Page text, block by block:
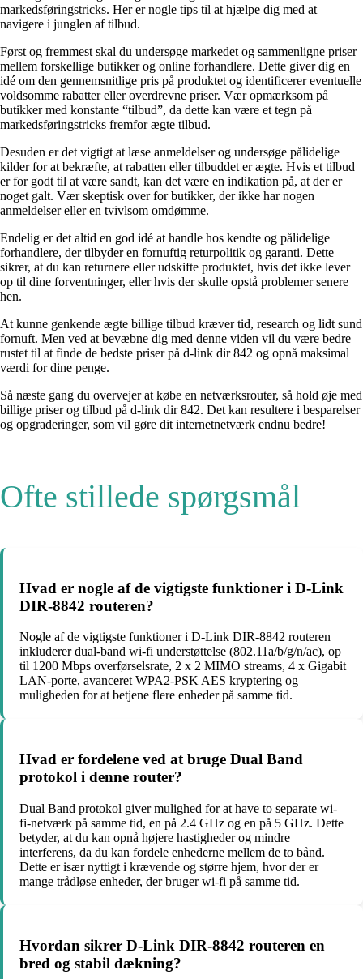
markedsføringstricks. Her er nogle tips til at hjælpe dig med at
navigere i junglen af tilbud.
Først og fremmest skal du undersøge markedet og sammenligne priser
mellem forskellige butikker og online forhandlere. Dette giver dig en
idé om den gennemsnitlige pris på produktet og identificerer eventuelle
voldsomme rabatter eller overdrevne priser. Vær opmærksom på
butikker med konstante “tilbud”, da dette kan være et tegn på
markedsføringstricks fremfor ægte tilbud.
Desuden er det vigtigt at læse anmeldelser og undersøge pålidelige
kilder for at bekræfte, at rabatten eller tilbuddet er ægte. Hvis et tilbud
er for godt til at være sandt, kan det være en indikation på, at der er
noget galt. Vær skeptisk over for butikker, der ikke har nogen
anmeldelser eller en tvivlsom omdømme.
Endelig er det altid en god idé at handle hos kendte og pålidelige
forhandlere, der tilbyder en fornuftig returpolitik og garanti. Dette
sikrer, at du kan returnere eller udskifte produktet, hvis det ikke lever
op til dine forventninger, eller hvis der skulle opstå problemer senere
hen.
At kunne genkende ægte billige tilbud kræver tid, research og lidt sund
fornuft. Men ved at bevæbne dig med denne viden vil du være bedre
rustet til at finde de bedste priser på d-link dir 842 og opnå maksimal
værdi for dine penge.
Så næste gang du overvejer at købe en netværksrouter, så hold øje med
billige priser og tilbud på d-link dir 842. Det kan resultere i besparelser
og opgraderinger, som vil gøre dit internetnetværk endnu bedre!
Ofte stillede spørgsmål
Hvad er nogle af de vigtigste funktioner i D-Link
DIR-8842 routeren?
Nogle af de vigtigste funktioner i D-Link DIR-8842 routeren
inkluderer dual-band wi-fi understøttelse (802.11a/b/g/n/ac), op
til 1200 Mbps overførselsrate, 2 x 2 MIMO streams, 4 x Gigabit
LAN-porte, avanceret WPA2-PSK AES kryptering og
muligheden for at betjene flere enheder på samme tid.
Hvad er fordelene ved at bruge Dual Band
protokol i denne router?
Dual Band protokol giver mulighed for at have to separate wi-
fi-netværk på samme tid, en på 2.4 GHz og en på 5 GHz. Dette
betyder, at du kan opnå højere hastigheder og mindre
interferens, da du kan fordele enhederne mellem de to bånd.
Dette er især nyttigt i krævende og større hjem, hvor der er
mange trådløse enheder, der bruger wi-fi på samme tid.
Hvordan sikrer D-Link DIR-8842 routeren en
bred og stabil dækning?